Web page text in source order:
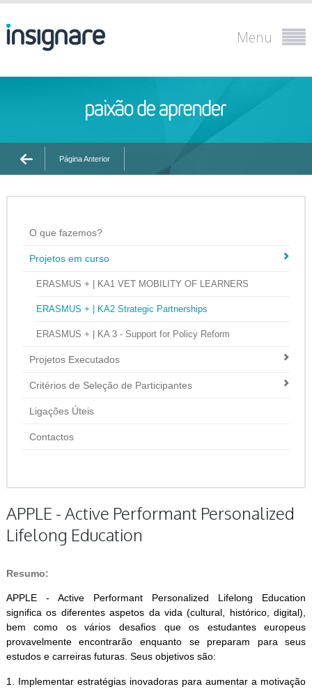
Menu
Página Anterior
O que fazemos?
Projetos em curso
ERASMUS + | KA1 VET MOBILITY OF LEARNERS
ERASMUS + | KA2 Strategic Partnerships
ERASMUS + | KA 3 - Support for Policy Reform
Projetos Executados
Critérios de Seleção de Participantes
Ligações Úteis
Contactos
APPLE - Active Performant Personalized
Lifelong Education
Resumo:
APPLE - Active Performant Personalized Lifelong Education
significa os diferentes aspetos da vida (cultural, histórico, digital),
bem como os vários desafios que os estudantes europeus
provavelmente encontrarão enquanto se preparam para seus
estudos e carreiras futuras. Seus objetivos são:
1. Implementar estratégias inovadoras para aumentar a motivação